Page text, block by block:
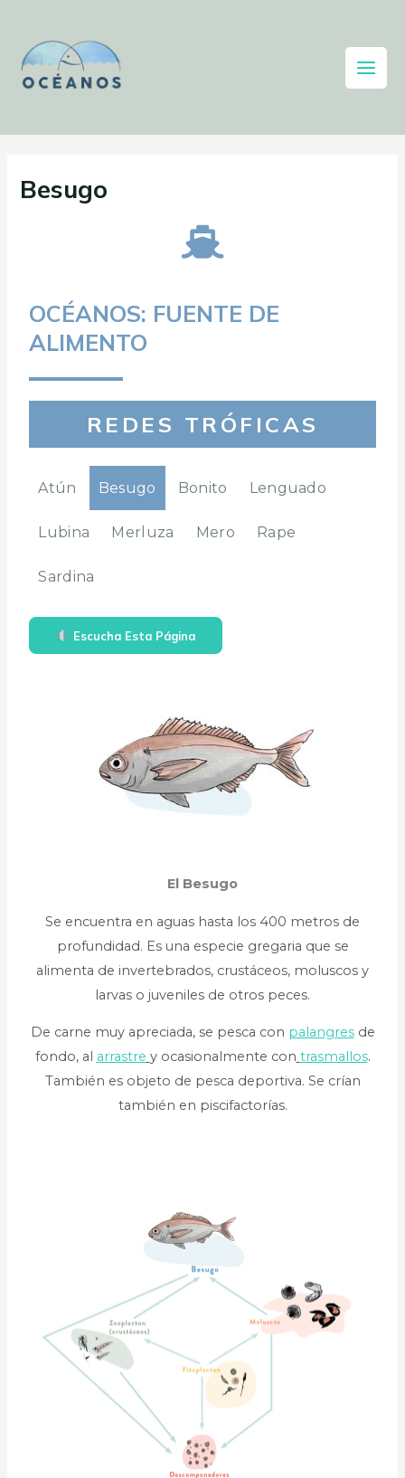
Besugo
OCÉANOS: FUENTE DE
ALIMENTO
REDES TRÓFICAS
Atún Besugo Bonito Lenguado
Lubina Merluza Mero Rape
Sardina
Escucha Esta Página
El Besugo
Se encuentra en aguas hasta los 400 metros de
profundidad. Es una especie gregaria que se
alimenta de invertebrados, crustáceos, moluscos y
larvas o juveniles de otros peces.
De carne muy apreciada, se pesca con palangresde
fondo, al arrastre y ocasionalmente con trasmallos.
También es objeto de pesca deportiva. Se crían
también en piscifactorías.